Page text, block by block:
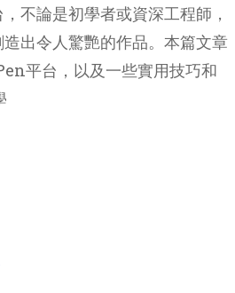
不論是初學者或資深工程師，
出令人驚艷的作品。本篇文章
平台，以及一些實用技巧和